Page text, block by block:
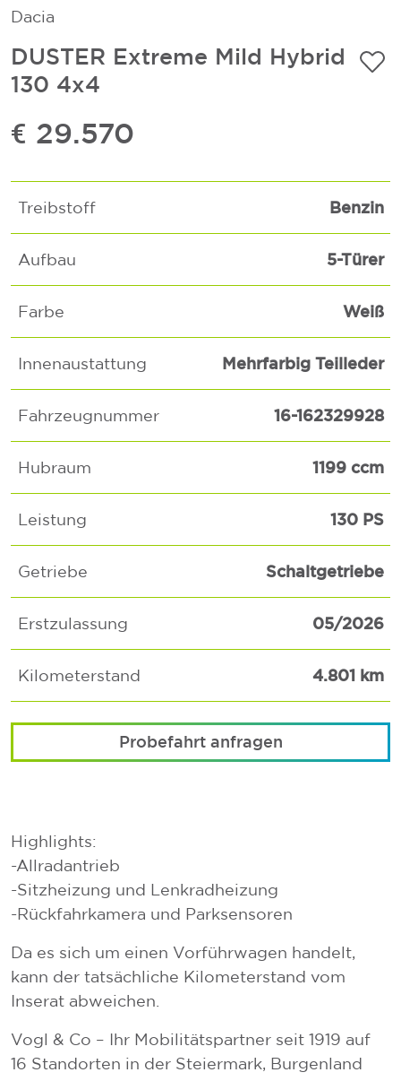
Dacia
DUSTER Extreme Mild Hybrid
130 4x4
€ 29.570
Treibstoff Benzin
Aufbau 5-Türer
Farbe Weiß
Innenaustattung Mehrfarbig Teilleder
Fahrzeugnummer 16-162329928
Hubraum 1199 ccm
Leistung 130 PS
Getriebe Schaltgetriebe
Erstzulassung 05/2026
Kilometerstand 4.801 km
Probefahrt anfragen
Highlights:
-Allradantrieb
-Sitzheizung und Lenkradheizung
-Rückfahrkamera und Parksensoren
Da es sich um einen Vorführwagen handelt,
kann der tatsächliche Kilometerstand vom
Inserat abweichen.
Vogl & Co – Ihr Mobilitätspartner seit 1919 auf
16 Standorten in der Steiermark, Burgenland